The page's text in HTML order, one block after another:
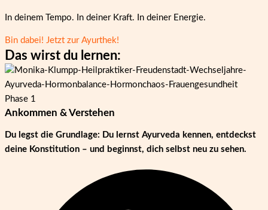
In deinem Tempo. In deiner Kraft. In deiner Energie.
Bin dabei! Jetzt zur Ayurthek!
Das wirst du lernen:
Phase 1
Ankommen & Verstehen
Du legst die Grundlage: Du lernst Ayurveda kennen, entdeckst
deine Konstitution – und beginnst, dich selbst neu zu sehen.